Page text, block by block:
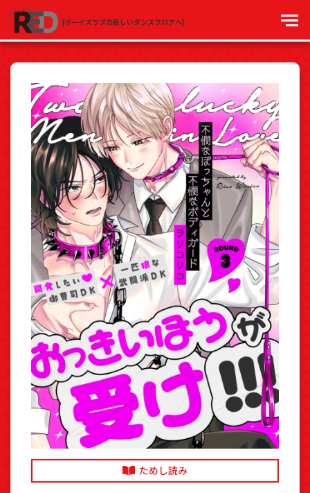
[ボーイズラブの新しいダンスフロアへ]
ためし読み